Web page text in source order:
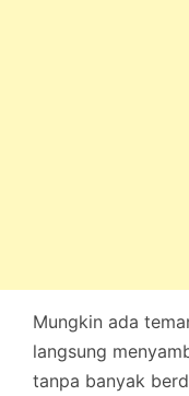
Mungkin ada
langsung
tanpa banyak